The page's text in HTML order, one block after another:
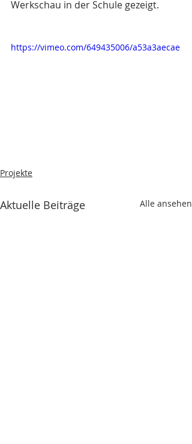
Werkschau in der Schule gezeigt.
https://vimeo.com/649435006/a53a3aecae
Projekte
Aktuelle Beiträge Alle ansehen